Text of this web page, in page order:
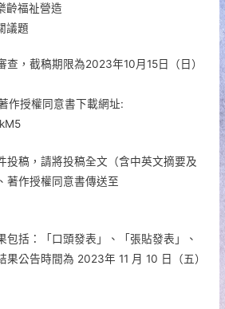
齡福祉營造
議題
查，截稿期限為2023年10月15日（日）
作授權同意書下載網址:
投稿，請將投稿全文（含中英文摘要及
著作授權同意書傳送至
包括：「口頭發表」、「張貼發表」、
果公告時間為 2023年 11 月 10 日（五）